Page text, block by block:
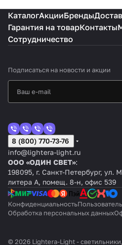
КаталогАкцииБренды
Гарантия на товарКонтакты
Сотрудничество
Подписаться на новости и акции
8 (800) 770-73-76
info@lightera-light.ru
ООО «ОДИН СВЕТ»:
198095, г. Санкт-Петербург, ул.
литера А, помещ. 8-н, офис 539
Конфиденциальность
Обработка персональных данных
© 2026 Lightera-Light -